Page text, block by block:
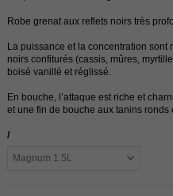
Robe grenat aux reflets noirs très
La puissance et la concentration sont
noirs confiturés (cassis, mûres,
boisé vanillé et réglissé.
En bouche, l’attaque est riche et
et une fin de bouche aux tanins ronds
/